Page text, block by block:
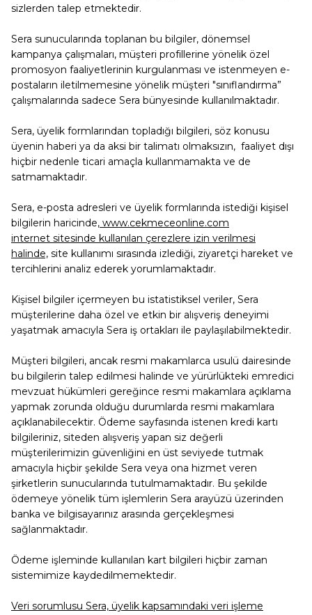
sizlerden talep etmektedir.
Sera sunucularında toplanan bu bilgiler, dönemsel
kampanya çalışmaları, müşteri profillerine yönelik özel
promosyon faaliyetlerinin kurgulanması ve istenmeyen e-
postaların iletilmemesine yönelik müşteri "sınıflandırma”
çalışmalarında sadece Sera bünyesinde kullanılmaktadır.
Sera, üyelik formlarından topladığı bilgileri, söz konusu
üyenin haberi ya da aksi bir talimatı olmaksızın, faaliyet dışı
hiçbir nedenle ticari amaçla kullanmamakta ve de
satmamaktadır.
Sera, e-posta adresleri ve üyelik formlarında istediği kişisel
bilgilerin haricinde, www.cekmeceonline.com
internet sitesinde kullanılan çerezlere izin verilmesi
halinde, site kullanımı sırasında izlediği, ziyaretçi hareket ve
tercihlerini analiz ederek yorumlamaktadır.
Kişisel bilgiler içermeyen bu istatistiksel veriler, Sera
müşterilerine daha özel ve etkin bir alışveriş deneyimi
yaşatmak amacıyla Sera iş ortakları ile paylaşılabilmektedir.
Müşteri bilgileri, ancak resmi makamlarca usulü dairesinde
bu bilgilerin talep edilmesi halinde ve yürürlükteki emredici
mevzuat hükümleri gereğince resmi makamlara açıklama
yapmak zorunda olduğu durumlarda resmi makamlara
açıklanabilecektir. Ödeme sayfasında istenen kredi kartı
bilgileriniz, siteden alışveriş yapan siz değerli
müşterilerimizin güvenliğini en üst seviyede tutmak
amacıyla hiçbir şekilde Sera veya ona hizmet veren
şirketlerin sunucularında tutulmamaktadır. Bu şekilde
ödemeye yönelik tüm işlemlerin Sera arayüzü üzerinden
banka ve bilgisayarınız arasında gerçekleşmesi
sağlanmaktadır.
Ödeme işleminde kullanılan kart bilgileri hiçbir zaman
sistemimize kaydedilmemektedir.
Veri sorumlusu Sera, üyelik kapsamındaki veri işleme